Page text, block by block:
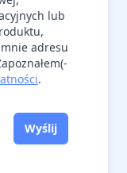
lub
adresu
.
Wyślij